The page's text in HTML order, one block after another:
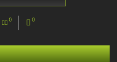
0 0